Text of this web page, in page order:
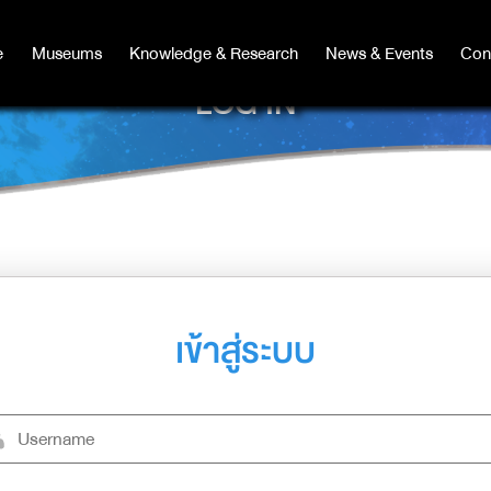
Museums Knowledge & Research News & Events
Museums Knowledge & Research News & Events
LOG IN
เข้าสู่ระบบ